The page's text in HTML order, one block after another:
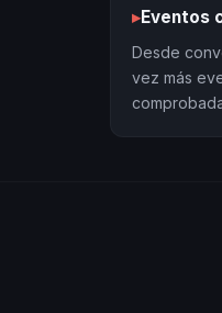
▸Eventos
Desde
vez más